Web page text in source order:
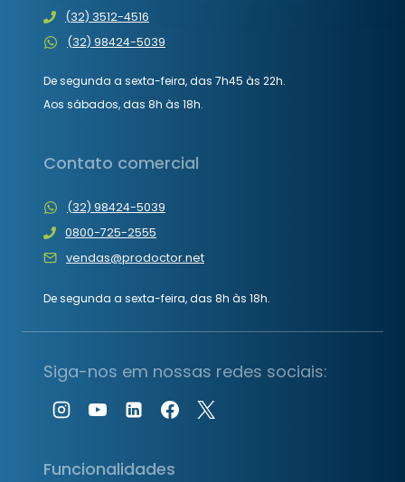
(32) 3512-4516
(32) 98424-5039
De segunda a sexta-feira, das 7h45 às 22h.
Aos sábados, das 8h às 18h.
Contato comercial
(32) 98424-5039
0800-725-2555
vendas@prodoctor.net
De segunda a sexta-feira, das 8h às 18h.
Siga-nos em nossas redes sociais:
Funcionalidades